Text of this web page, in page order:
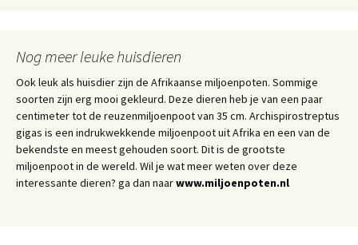
Nog meer leuke huisdieren
Ook leuk als huisdier zijn de Afrikaanse miljoenpoten. Sommige
soorten zijn erg mooi gekleurd. Deze dieren heb je van een paar
centimeter tot de reuzenmiljoenpoot van 35 cm. Archispirostreptus
gigas is een indrukwekkende miljoenpoot uit Afrika en een van de
bekendste en meest gehouden soort. Dit is de grootste
miljoenpoot in de wereld. Wil je wat meer weten over deze
interessante dieren? ga dan naarwww.miljoenpoten.nl